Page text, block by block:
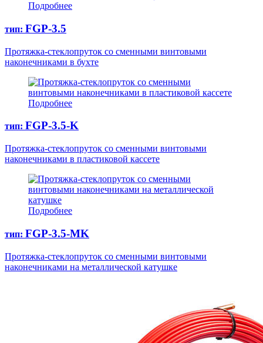
Подробнее
тип: FGP-3.5
Протяжка-стеклопруток со сменными винтовыми
наконечниками в бухте
Подробнее
тип: FGP-3.5-K
Протяжка-стеклопруток со сменными винтовыми
наконечниками в пластиковой кассете
Подробнее
тип: FGP-3.5-MK
Протяжка-стеклопруток со сменными винтовыми
наконечниками на металлической катушке